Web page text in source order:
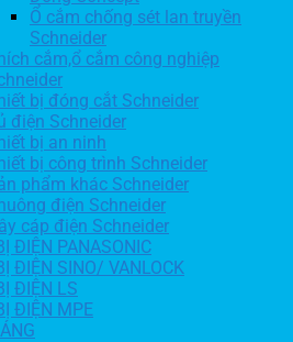
Ổ cắm chống sét lan truyền
Schneider
cắm,ổ cắm công nghiệp
bị đóng cắt Schneider
điện Schneider
bị an ninh
bị công trình Schneider
phẩm khác Schneider
điện Schneider
cáp điện Schneider
ĐIỆN PANASONIC
ĐIỆN SINO/ VANLOCK
ĐIỆN LS
ĐIỆN MPE